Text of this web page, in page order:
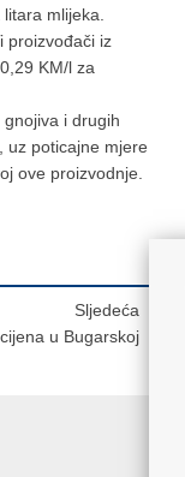
mlijeka.
proizvođači iz
KM/l za
i drugih
uz poticajne mjere
ove proizvodnje.
Sljedeća
u Bugarskoj